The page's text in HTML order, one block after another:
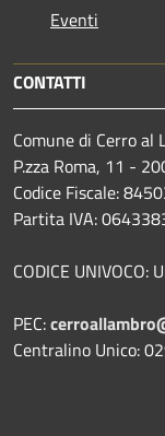
Eventi
CONTATTI
Comune di Cerro al
P.zza Roma, 11 -
Codice Fiscale:
Partita IVA:
CODICE UNIVOCO:
PEC:
Centralino Unico: